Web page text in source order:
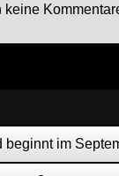
keine
beginnt im